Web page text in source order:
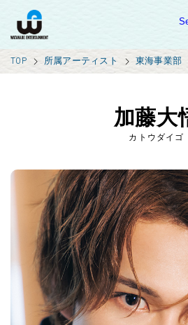
TOP 所属アーティスト 東海事業部
加藤大
カトウダイゴ